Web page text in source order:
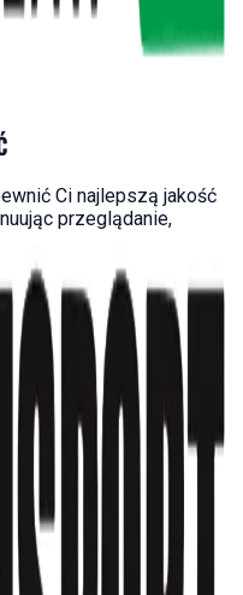
Ci najlepszą jakość
przeglądanie,